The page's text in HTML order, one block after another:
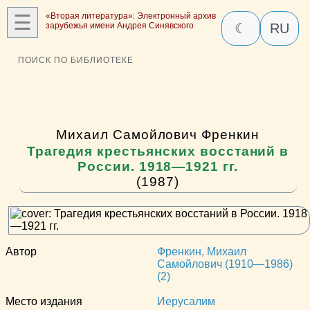
☰
«Вторая литература»: Электронный архив
зарубежья имени Андрея Синявского
☾ RU
ПОИСК ПО БИБЛИОТЕКЕ
Михаил Самойлович Френкин
Трагедия крестьянских восстаний в
России. 1918—1921 гг.
(1987)
Автор
Френкин, Михаил
Самойлович (1910—1986)
(2)
Место издания Иерусалим